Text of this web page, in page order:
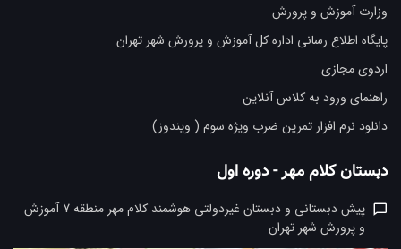
وزارت آموزش و پرورش
پایگاه اطلاع رسانی اداره کل آموزش و پرورش شهر تهران
اردوی مجازی
راهنمای ورود به کلاس آنلاین
دانلود نرم افزار تمرین ضرب ویژه سوم ( ویندوز)
دبستان کلام مهر - دوره اول
پیش دبستانی و دبستان غیردولتی هوشمند کلام مهر منطقه 7 آموزش
و پرورش شهر تهران